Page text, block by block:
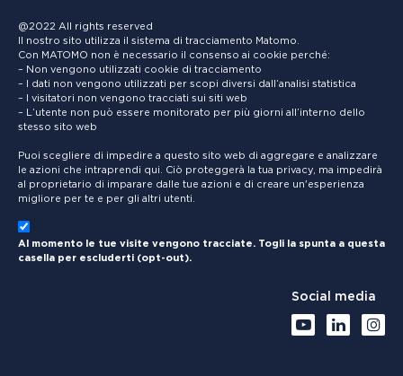
@2022 All rights reserved
Il nostro sito utilizza il sistema di tracciamento Matomo.
Con MATOMO non è necessario il consenso ai cookie perché:
– Non vengono utilizzati cookie di tracciamento
– I dati non vengono utilizzati per scopi diversi dall’analisi statistica
– I visitatori non vengono tracciati sui siti web
– L’utente non può essere monitorato per più giorni all’interno dello
stesso sito web
Puoi scegliere di impedire a questo sito web di aggregare e analizzare
le azioni che intraprendi qui. Ciò proteggerà la tua privacy, ma impedirà
al proprietario di imparare dalle tue azioni e di creare un'esperienza
migliore per te e per gli altri utenti.
Al momento le tue visite vengono tracciate. Togli la spunta a questa
casella per escluderti (opt-out).
Social media